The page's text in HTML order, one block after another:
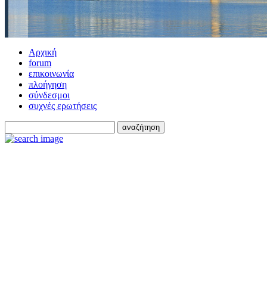
Αρχική
forum
επικοινωνία
πλοήγηση
σύνδεσμοι
συχνές ερωτήσεις